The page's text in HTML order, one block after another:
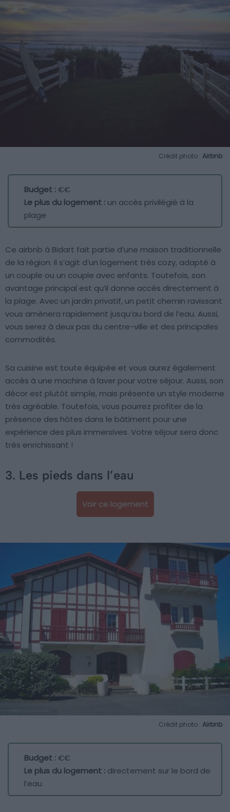
Crédit photo : Airbnb
Budget :€€
Le plus du logement : un accès privilégié à la
plage
Ce airbnb à Bidart fait partie d’une maison traditionnelle
de la région. Il s’agit d’un logement très cozy, adapté à
un couple ou un couple avec enfants. Toutefois, son
avantage principal est qu’il donne accès directement à
la plage. Avec un jardin privatif, un petit chemin ravissant
vous amènera rapidement jusqu’au bord de l’eau. Aussi,
vous serez à deux pas du centre-ville et des principales
commodités.
Sa cuisine est toute équipée et vous aurez également
accès à une machine à laver pour votre séjour. Aussi, son
décor est plutôt simple, mais présente un style moderne
très agréable. Toutefois, vous pourrez profiter de la
présence des hôtes dans le bâtiment pour une
expérience des plus immersives. Votre séjour sera donc
très enrichissant !
3. Les pieds dans l’eau
Voir ce logement
Crédit photo : Airbnb
Budget :€€
Le plus du logement : directement sur le bord de
l’eau